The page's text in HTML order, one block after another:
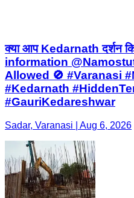
क्या आप Kedarnath दर्शन
information
Allowed 🚫 #Varanasi
#Kedarnath
#GauriKedareshwar
Sadar, Varanasi | Aug 6, 2026